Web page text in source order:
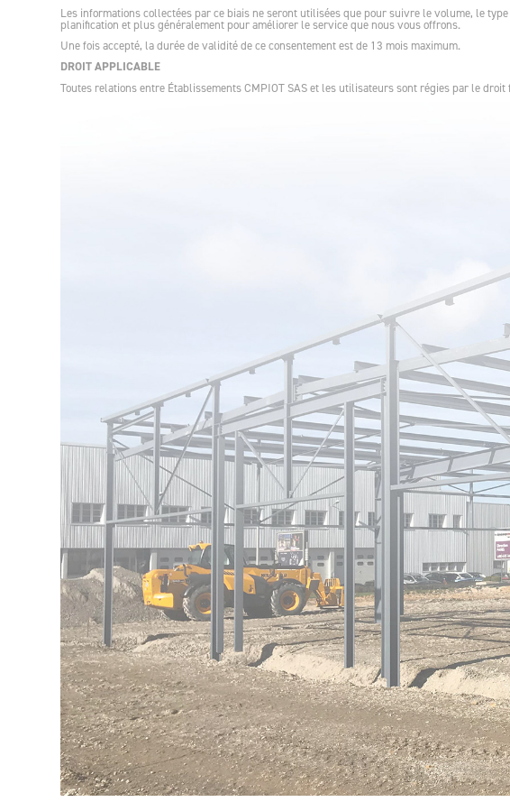
Les informations collectées par ce biais ne seront utilisées que pour suivre le volume, le
planification et plus généralement pour améliorer le service que nous vous offrons.
Une fois accepté, la durée de validité de ce consentement est de 13 mois maximum.
DROIT APPLICABLE
Toutes relations entre Établissements CMPIOT SAS et les utilisateurs sont régies par le droit